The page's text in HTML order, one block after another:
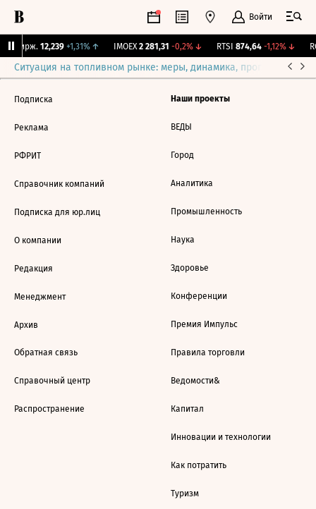
Войти
Бирж. 12,239 +1,31%↑ IMOEX 2 281,31 -0,2%↓ RTSI 874,64 -1,12%↓
Ситуация на топливном рынке: меры, динамика, прогнозы
Подписка
Реклама
РФРИТ
Справочник компаний
Подписка для юр.лиц
О компании
Редакция
Менеджмент
Архив
Обратная связь
Справочный центр
Распространение
Наши проекты
ВЕДЫ
Город
Аналитика
Промышленность
Наука
Здоровье
Конференции
Премия Импульс
Правила торговли
Ведомости&
Капитал
Инновации и технологии
Как потратить
Туризм